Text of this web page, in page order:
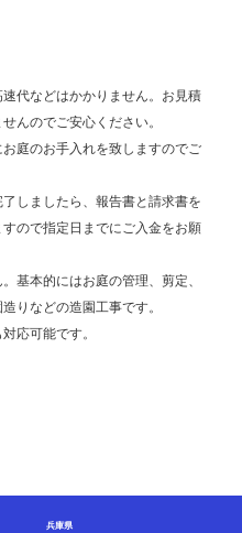
代などはかかりません。お見積
んのでご安心ください。
庭のお手入れを致しますのでご
しましたら、報告書と請求書を
ので指定日までにご入金をお願
基本的にはお庭の管理、剪定、
りなどの造園工事です。
応可能です。
兵庫県